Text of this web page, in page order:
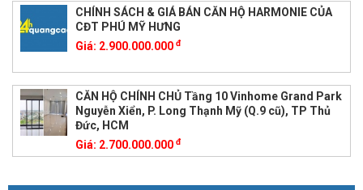
CHÍNH SÁCH & GIÁ BÁN CĂN HỘ HARMONIE CỦA
CĐT PHÚ MỸ HƯNG
Giá: 2.900.000.000 đ
CĂN HỘ CHÍNH CHỦ Tầng 10 Vinhome Grand Park
Nguyễn Xiển, P. Long Thạnh Mỹ (Q.9 cũ), TP Thủ
Đức, HCM
Giá: 2.700.000.000 đ